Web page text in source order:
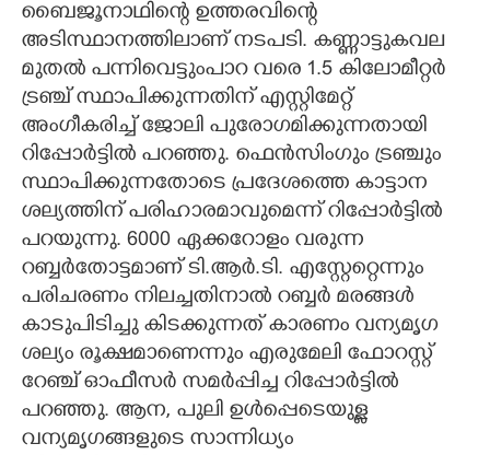
LITERATURE
ZOOM
CONTACT US
ബൈജൂനാഥിന്റെ ഉത്തരവിന്റെ
അടിസ്ഥാനത്തിലാണ് നടപടി. കണ്ണാട്ടുകവല
മുതൽ പന്നിവെട്ടുംപാറ വരെ 1.5 കിലോമീറ്റർ
ട്രഞ്ച് സ്ഥാപിക്കുന്നതിന് എസ്റ്റിമേറ്റ്
അംഗീകരിച്ച് ജോലി പുരോഗമിക്കുന്നതായി
റിപ്പോർട്ടിൽ പറഞ്ഞു. ഫെൻസിംഗും ട്രഞ്ചും
സ്ഥാപിക്കുന്നതോടെ പ്രദേശത്തെ കാട്ടാന
ശല്യത്തിന് പരിഹാരമാവുമെന്ന് റിപ്പോർട്ടിൽ
പറയുന്നു. 6000 ഏക്കറോളം വരുന്ന
റബ്ബർതോട്ടമാണ് ടി.ആർ.ടി. എസ്റ്റേറ്റെന്നും
പരിചരണം നിലച്ചതിനാൽ റബ്ബർ മരങ്ങൾ
കാടുപിടിച്ചു കിടക്കുന്നത് കാരണം വന്യമൃഗ
ശല്യം രൂക്ഷമാണെന്നും എരുമേലി ഫോറസ്റ്റ്
റേഞ്ച് ഓഫീസർ സമർപ്പിച്ച റിപ്പോർട്ടിൽ
പറഞ്ഞു. ആന, പുലി ഉൾപ്പെടെയുള്ള
വന്യമൃഗങ്ങളുടെ സാന്നിധ്യം